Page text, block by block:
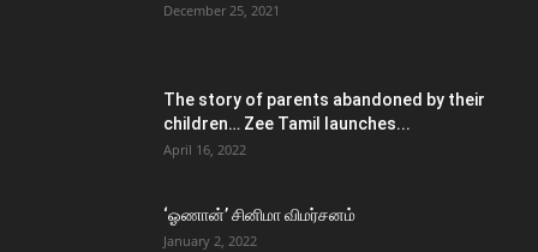
December 25, 2021
The story of parents abandoned by their
children… Zee Tamil launches...
April 16, 2022
‘ஓணான்’ சினிமா விமர்சனம்
January 2, 2022